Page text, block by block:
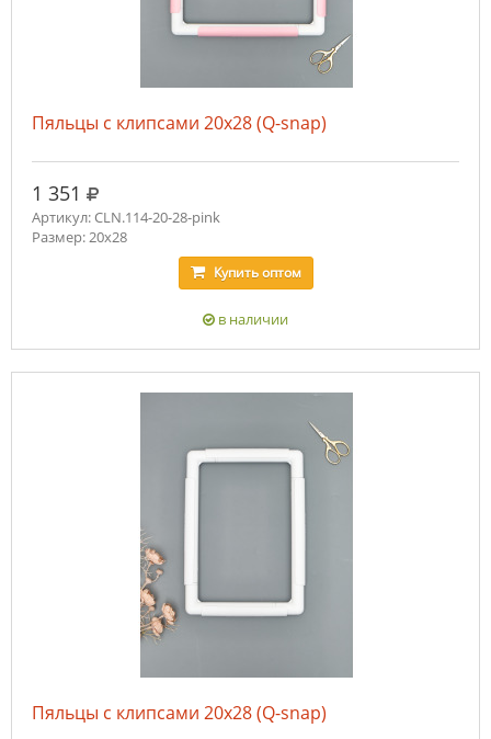
Пяльцы с клипсами 20х28 (Q-snap)
1 351 руб.
Артикул: CLN.114-20-28-pink
Размер: 20х28
Купитьоптом
в наличии
Пяльцы с клипсами 20х28 (Q-snap)